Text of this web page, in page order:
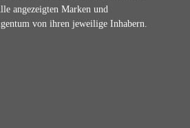
angezeigten Marken und
von ihren jeweilige Inhabern.